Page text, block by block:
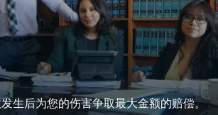
生后为您的伤害争取最大金额的赔偿。